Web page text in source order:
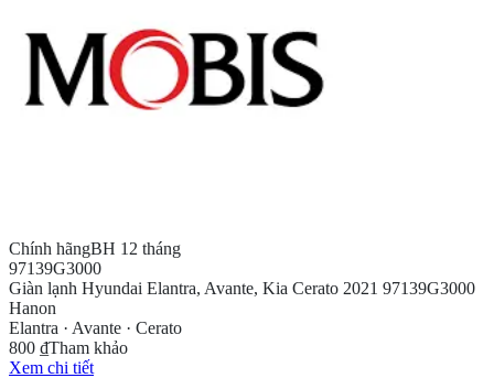
Chính hãngBH 12 tháng
97139G3000
Giàn lạnh Hyundai Elantra, Avante, Kia Cerato 2021 97139G3000
Hanon
Elantra · Avante · Cerato
800 ₫Tham khảo
Xem chi tiết